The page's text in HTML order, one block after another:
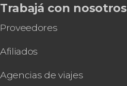
Trabajá con nosotros
Proveedores
Afiliados
Agencias de viajes